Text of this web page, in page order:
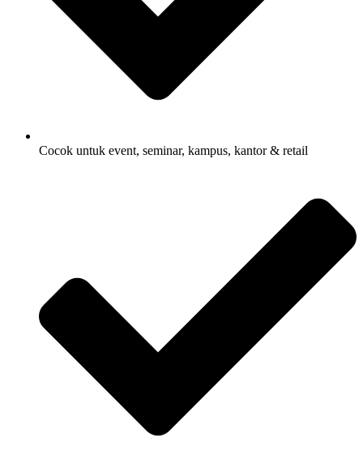
Cocok untuk event, seminar, kampus, kantor & retail